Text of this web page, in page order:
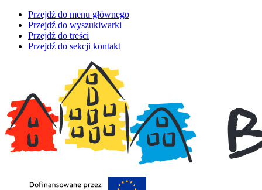
Przejdź do menu głównego
Przejdź do wyszukiwarki
Przejdź do treści
Przejdź do sekcji kontakt